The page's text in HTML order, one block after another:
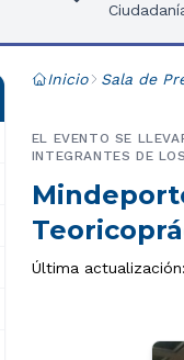
Inicio Sala de
EL EVENTO SE
INTEGRANTES DE
Última